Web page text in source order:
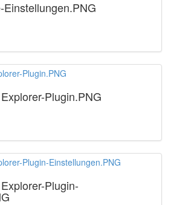
Einstellungen.PNG
Plugin.PNG
Plugin-